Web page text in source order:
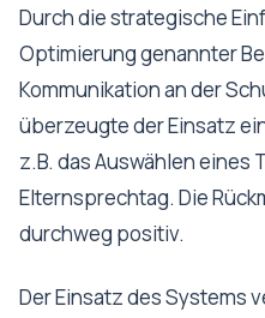
Durch die strategische
Optimierung genannter
Kommunikation an der
überzeugte der Einsatz
z.B. das Auswählen eines
Elternsprechtag. Die
durchweg positiv.
Der Einsatz des Systems